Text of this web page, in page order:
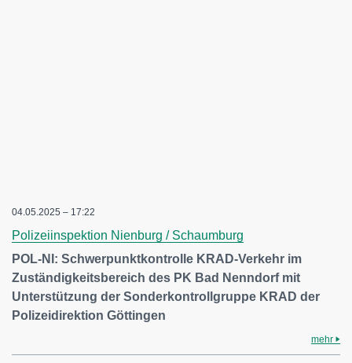
04.05.2025 – 17:22
Polizeiinspektion Nienburg / Schaumburg
POL-NI: Schwerpunktkontrolle KRAD-Verkehr im
Zuständigkeitsbereich des PK Bad Nenndorf mit
Unterstützung der Sonderkontrollgruppe KRAD der
Polizeidirektion Göttingen
mehr